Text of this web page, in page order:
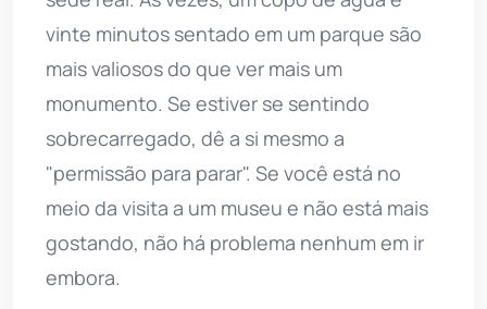
vinte minutos sentado em um parque são
mais valiosos do que ver mais um
monumento. Se estiver se sentindo
sobrecarregado, dê a si mesmo a
"permissão para parar". Se você está no
meio da visita a um museu e não está mais
gostando, não há problema nenhum em ir
embora.